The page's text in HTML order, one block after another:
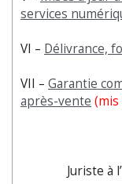
services
VI – Délivrance,
VII – Garantie
après-vente (mis
Juriste à